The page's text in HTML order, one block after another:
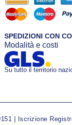
SPEDIZIONI CON
Modalità e costi
Su tutto il territorio
| Iscrizione